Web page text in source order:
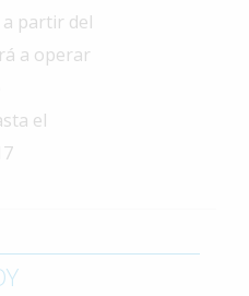
partir del
a operar
el